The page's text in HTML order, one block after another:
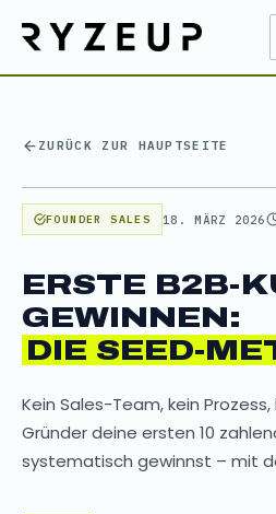
ZURÜCK ZUR HAUPTSEITE
FOUNDER SALES 18. MÄRZ 2026
ERSTE B2B-
GEWINNEN:
DIE SEED-
Kein Sales-Team, kein
Gründer deine ersten 10
systematisch gewinnst – mit